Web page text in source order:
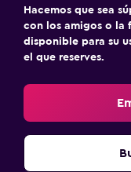
Hacemos que sea
con los amigos o la
disponible para su
el que reserves.